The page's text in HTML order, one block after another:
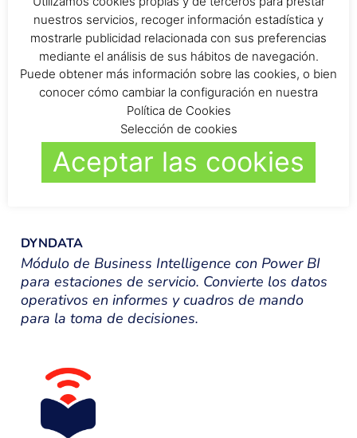
DYNPRECIO
Software de análisis y automatización de precios
de combustible. Monitoriza la competencia en
tiempo real y ajusta los precios de forma
manual, semiautomática o automática.
DYNDATA
Módulo de Business Intelligence con Power BI
para estaciones de servicio. Convierte los datos
operativos en informes y cuadros de mando
para la toma de decisiones.
nuestros servicios, recoger información estadística y
mostrarle publicidad relacionada con sus preferencias
mediante el análisis de sus hábitos de navegación.
Puede obtener más información sobre las cookies, o bien
conocer cómo cambiar la configuración en nuestra
Política de Cookies
Selección de cookies
Aceptar las cookies